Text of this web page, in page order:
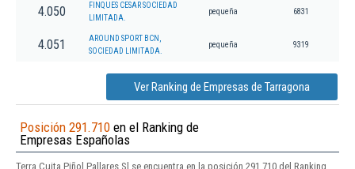
4.050
FINQUES CESAR SOCIEDAD
LIMITADA.
pequeña 6831
4.051
AROUND SPORT BCN,
SOCIEDAD LIMITADA.
pequeña 9319
Ver Ranking de Empresas de Tarragona
Posición 291.710 en el Ranking de
Empresas Españolas
Terra Cuita Piñol Pallares Sl se encuentra en la posición 291.710 del Ranking